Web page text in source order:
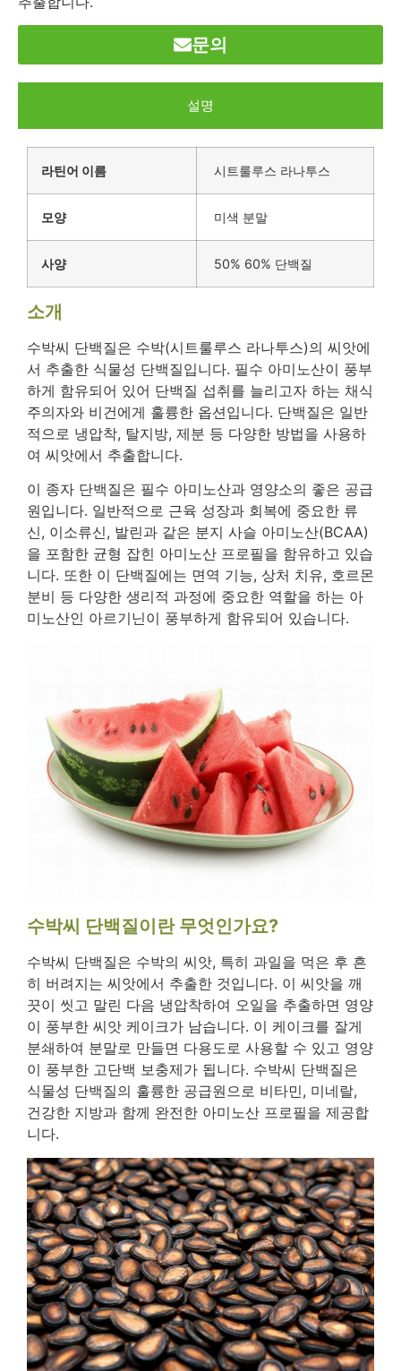
문의
설명
라틴어 이름 시트룰루스 라나투스
모양 미색 분말
사양 50% 60% 단백질
소개
수박씨 단백질은 수박(시트룰루스 라나투스)의 씨앗에
서 추출한 식물성 단백질입니다. 필수 아미노산이 풍부
하게 함유되어 있어 단백질 섭취를 늘리고자 하는 채식
주의자와 비건에게 훌륭한 옵션입니다. 단백질은 일반
적으로 냉압착, 탈지방, 제분 등 다양한 방법을 사용하
여 씨앗에서 추출합니다.
이 종자 단백질은 필수 아미노산과 영양소의 좋은 공급
원입니다. 일반적으로 근육 성장과 회복에 중요한 류
신, 이소류신, 발린과 같은 분지 사슬 아미노산(BCAA)
을 포함한 균형 잡힌 아미노산 프로필을 함유하고 있습
니다. 또한 이 단백질에는 면역 기능, 상처 치유, 호르몬
분비 등 다양한 생리적 과정에 중요한 역할을 하는 아
미노산인 아르기닌이 풍부하게 함유되어 있습니다.
수박씨 단백질이란 무엇인가요?
수박씨 단백질은 수박의 씨앗, 특히 과일을 먹은 후 흔
히 버려지는 씨앗에서 추출한 것입니다. 이 씨앗을 깨
끗이 씻고 말린 다음 냉압착하여 오일을 추출하면 영양
이 풍부한 씨앗 케이크가 남습니다. 이 케이크를 잘게
분쇄하여 분말로 만들면 다용도로 사용할 수 있고 영양
이 풍부한 고단백 보충제가 됩니다. 수박씨 단백질은
식물성 단백질의 훌륭한 공급원으로 비타민, 미네랄,
건강한 지방과 함께 완전한 아미노산 프로필을 제공합
니다.